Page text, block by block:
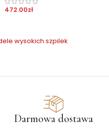
472.00zł
wysokich szpilek
Darmowa dostawa